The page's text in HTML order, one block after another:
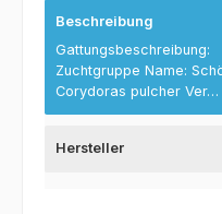
Beschreibung
Zuchtgruppe Name:
Corydoras pulcher Ver…
Hersteller